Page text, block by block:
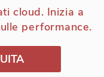
cloud. Inizia a
performance.